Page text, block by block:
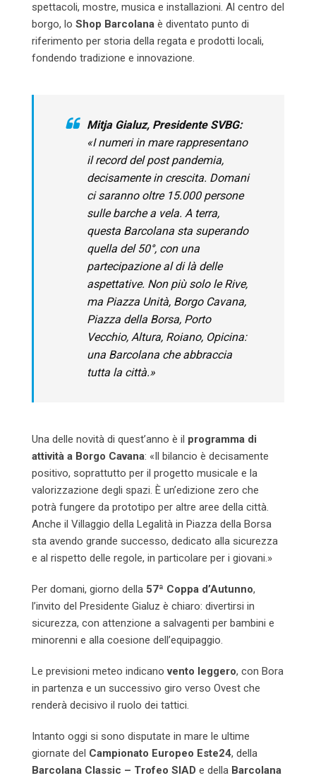
spettacoli, mostre, musica e installazioni. Al centro del
borgo, lo Shop Barcolana è diventato punto di
riferimento per storia della regata e prodotti locali,
fondendo tradizione e innovazione.
Mitja Gialuz, Presidente SVBG:
«I numeri in mare rappresentano
il record del post pandemia,
decisamente in crescita. Domani
ci saranno oltre 15.000 persone
sulle barche a vela. A terra,
questa Barcolana sta superando
quella del 50°, con una
partecipazione al di là delle
aspettative. Non più solo le Rive,
ma Piazza Unità, Borgo Cavana,
Piazza della Borsa, Porto
Vecchio, Altura, Roiano, Opicina:
una Barcolana che abbraccia
tutta la città.»
Una delle novità di quest’anno è il programma di
attività a Borgo Cavana: «Il bilancio è decisamente
positivo, soprattutto per il progetto musicale e la
valorizzazione degli spazi. È un’edizione zero che
potrà fungere da prototipo per altre aree della città.
Anche il Villaggio della Legalità in Piazza della Borsa
sta avendo grande successo, dedicato alla sicurezza
e al rispetto delle regole, in particolare per i giovani.»
Per domani, giorno della 57ª Coppa d’Autunno,
l’invito del Presidente Gialuz è chiaro: divertirsi in
sicurezza, con attenzione a salvagenti per bambini e
minorenni e alla coesione dell’equipaggio.
Le previsioni meteo indicanovento leggero, con Bora
in partenza e un successivo giro verso Ovest che
renderà decisivo il ruolo dei tattici.
Intanto oggi si sono disputate in mare le ultime
giornate del Campionato Europeo Este24, della
Barcolana Classic – Trofeo SIAD e della Barcolana